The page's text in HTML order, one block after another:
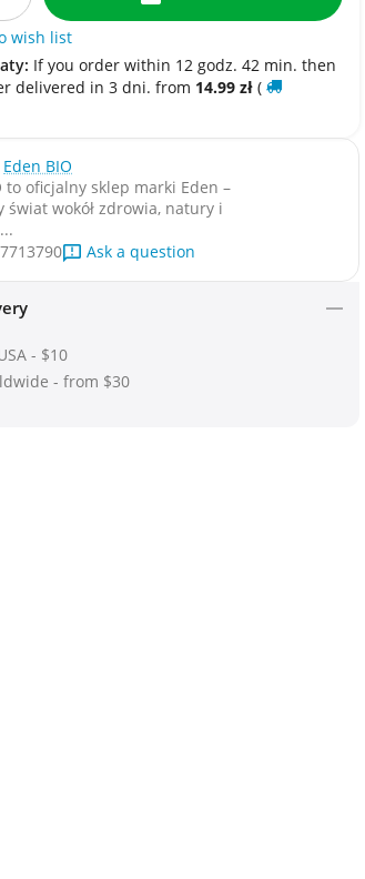
wish list
If you order within 12 godz. 42 min. then
delivered in 3 dni. from 14.99 zł (
Eden BIO
to oficjalny sklep marki Eden –
świat wokół zdrowia, natury i
Ask a question
- $10
- from $30